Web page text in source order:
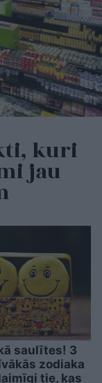
kuri
jau
saulītes! 3
zodiaka
tie, kas